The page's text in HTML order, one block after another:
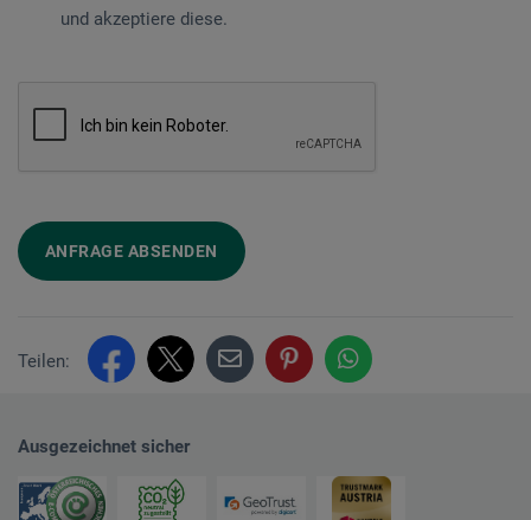
und akzeptiere diese.
ANFRAGE ABSENDEN
Teilen:
Ausgezeichnet sicher